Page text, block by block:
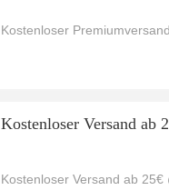
Kostenloser
Kostenloser Versand ab
Kostenloser Versand ab